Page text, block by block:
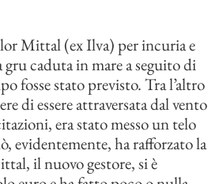
Mittal (ex Ilva) per incuria e
caduta in mare a seguito di
fosse stato previsto. Tra l’altro
di essere attraversata dal vento
era stato messo un telo
evidentemente, ha rafforzato la
il nuovo gestore, si è